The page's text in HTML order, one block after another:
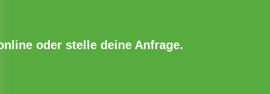
oder stelle deine Anfrage.